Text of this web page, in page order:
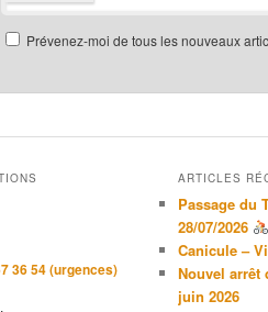
Prévenez-moi de tous les nouveaux
36 54 (urgences)
ARTICLES
Passage du
28/07/2026
Canicule –
Nouvel arrêt
juin 2026